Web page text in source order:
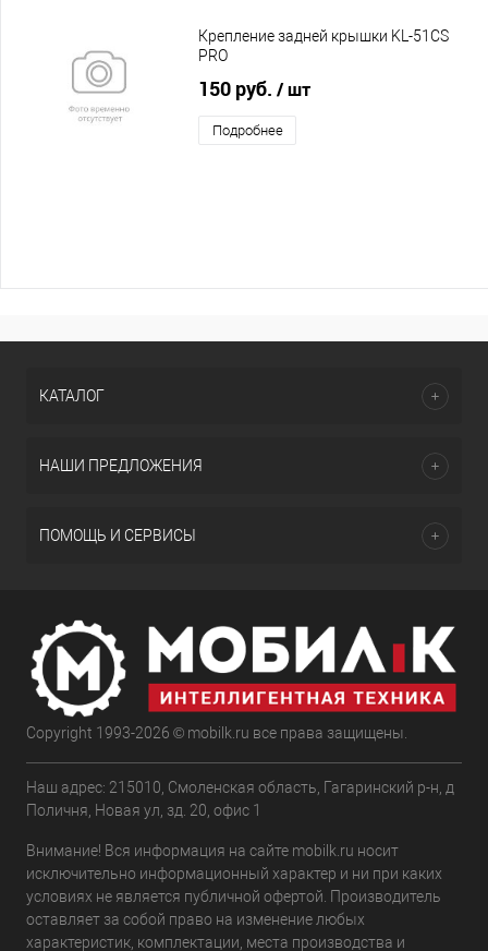
Крепление задней крышки KL-51CS
PRO
150 руб. / шт
Подробнее
КАТАЛОГ
НАШИ ПРЕДЛОЖЕНИЯ
ПОМОЩЬ И СЕРВИСЫ
Copyright 1993-2026 © mobilk.ru все права защищены.
Наш адрес: 215010, Смоленская область, Гагаринский р-н, д
Поличня, Новая ул, зд. 20, офис 1
Внимание! Вся информация на сайте mobilk.ru носит
исключительно информационный характер и ни при каких
условиях не является публичной офертой. Производитель
оставляет за собой право на изменение любых
характеристик, комплектации, места производства и